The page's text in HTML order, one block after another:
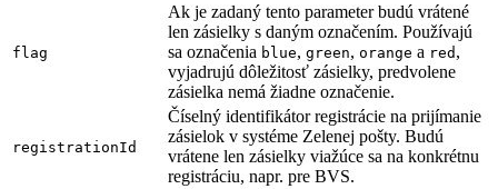
flag
Ak je zadaný tento parameter budú vrátené
len zásielky s daným označením. Používajú
sa označenia blue, green, orange a red ,
vyjadrujú dôležitosť zásielky, predvolene
zásielka nemá žiadne označenie.
registrationId
Číselný identifikátor registrácie na prijímanie
zásielok v systéme Zelenej pošty. Budú
vrátene len zásielky viažúce sa na konkrétnu
registráciu, napr. pre BVS.